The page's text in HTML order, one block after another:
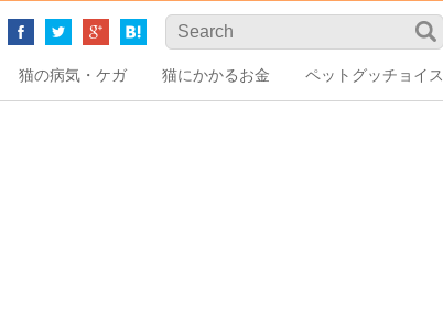
猫の病気・ケガ 猫にかかるお金 ペットグッチョイス